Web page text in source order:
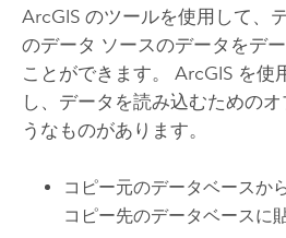
ArcGIS のツールを使用して、
のデータ ソースのデータをデ
ことができます。 ArcGIS を使
し、データを読み込むための
うなものがあります。
コピー元のデータベースか
コピー先のデータベースに